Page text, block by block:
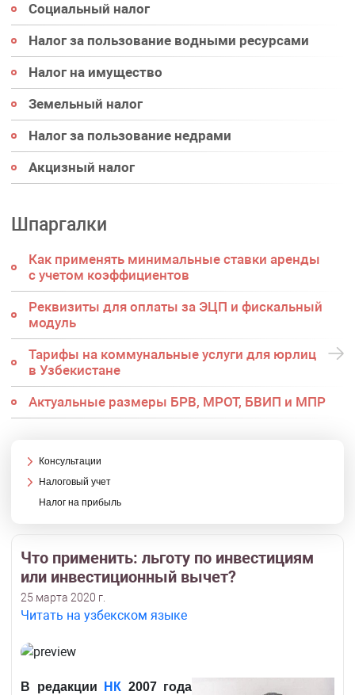
Социальный налог
Налог за пользование водными ресурсами
Налог на имущество
Земельный налог
Налог за пользование недрами
Акцизный налог
Шпаргалки
Как применять минимальные ставки аренды
с учетом коэффициентов
Реквизиты для оплаты за ЭЦП и фискальный
модуль
Тарифы на коммунальные услуги для юрлиц
в Узбекистане
Актуальные размеры БРВ, МРОТ, БВИП и МПР
Консультации
Налоговый учет
Налог на прибыль
Что применить: льготу по инвестициям
или инвестиционный вычет?
25 марта 2020 г.
Читать на узбекском языке
В редакции НК 2007 года